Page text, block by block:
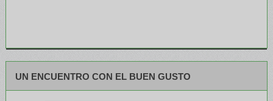
UN ENCUENTRO CON EL BUEN GUSTO